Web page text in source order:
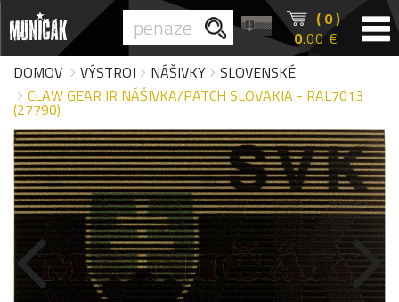
( 0 )
0.00 €
DOMOV
VÝSTROJ NÁŠIVKY
SLOVENSKÉ
CLAW GEAR IR NÁŠIVKA/PATCH SLOVAKIA - RAL7013
(27790)